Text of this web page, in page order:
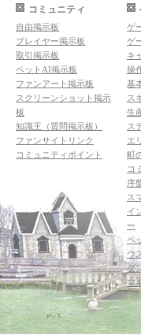
コミュニティ
自由掲示板
プレイヤー掲示板
取引掲示板
ペットAI掲示板
ファンアート掲示板
スクリーンショット掲示
板
知識王（質問掲示板）
ファンサイトリンク
コミュニティポイント
ゲ
ゲ
キ
操
基
ス
生
ス
エ
町
コ
序
ス
イ
ー
ペ
ウ
ダ
マ